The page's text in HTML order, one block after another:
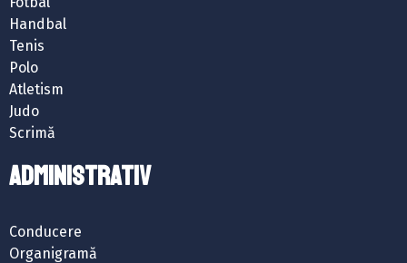
Handbal
Tenis
Polo
Atletism
Judo
Scrimă
ADMINISTRATIV
Conducere
Organigramă